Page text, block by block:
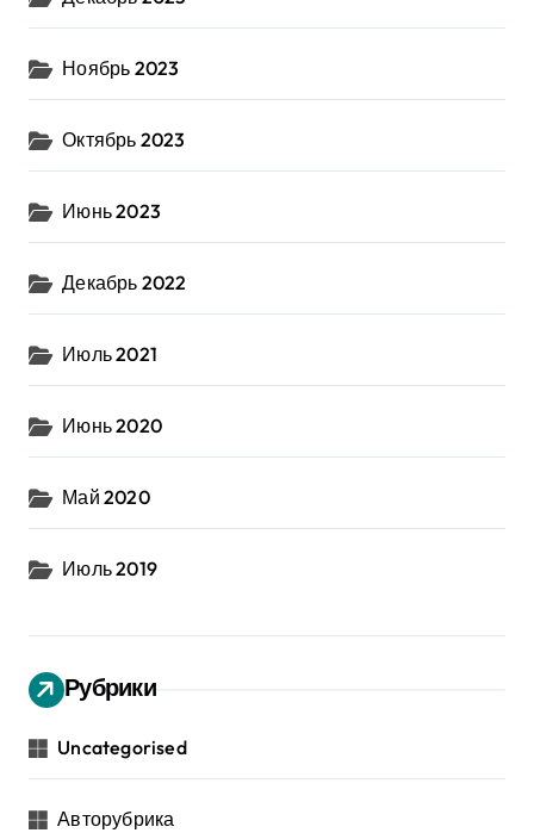
Ноябрь 2023
Октябрь 2023
Июнь 2023
Декабрь 2022
Июль 2021
Июнь 2020
Май 2020
Июль 2019
Рубрики
Uncategorised
Авторубрика